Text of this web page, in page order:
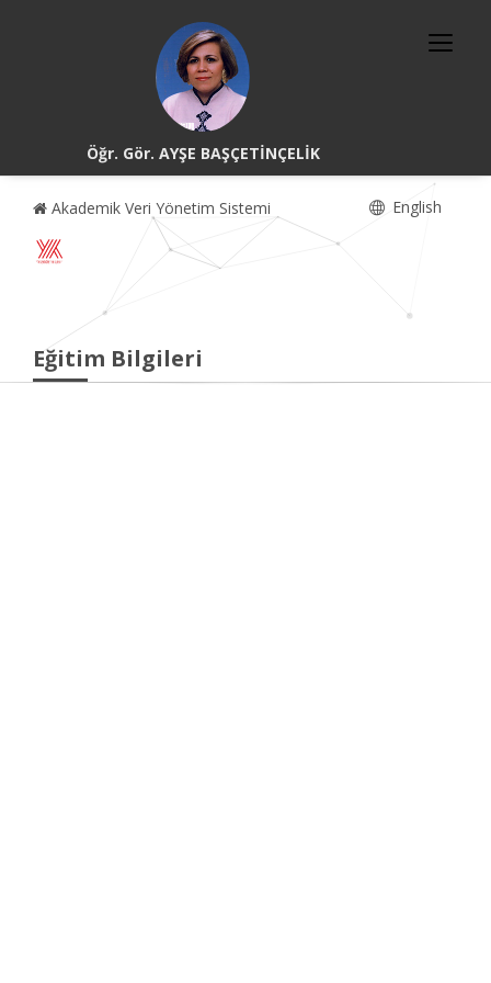
Öğr. Gör. AYŞE BAŞÇETİNÇELİK
Akademik Veri Yönetim Sistemi English
Eğitim Bilgileri